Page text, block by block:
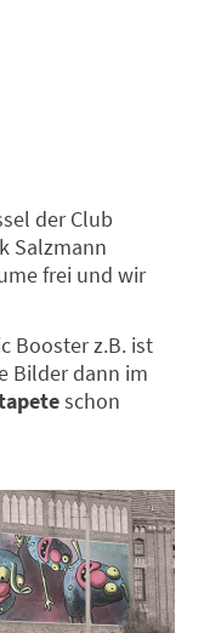
der Club
Salzmann
frei und wir
Booster z.B. ist
Bilder dann im
schon